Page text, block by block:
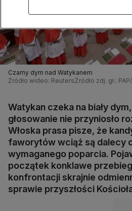
Czarny dym nad Watykanem
Źródło wideo: Reuters Źródło zdj. gł.:
Watykan czeka na biały
głosowanie nie przyniosło
Włoska prasa pisze, że
faworytów wciąż są dalecy
wymaganego poparcia.
początek konklawe
konfrontacji skrajnie
sprawie przyszłości